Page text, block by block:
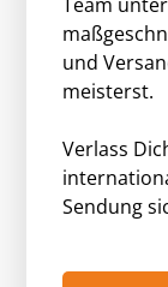
und
meisterst.
Verlass
Sendung